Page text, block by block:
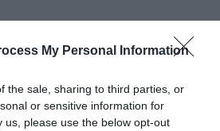
My Personal Information
the sale, sharing to third parties, or
or sensitive information for
us, please use the below opt-out